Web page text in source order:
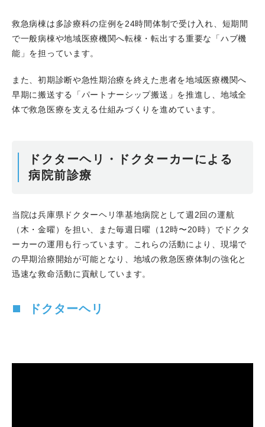
救急病棟は多診療科の症例を24時間体制で受け入れ、短期間
で一般病棟や地域医療機関へ転棟・転出する重要な「ハブ機
能」を担っています。
また、初期診断や急性期治療を終えた患者を地域医療機関へ
早期に搬送する「パートナーシップ搬送」を推進し、地域全
体で救急医療を支える仕組みづくりを進めています。
ドクターヘリ・ドクターカーによる
病院前診療
当院は兵庫県ドクターヘリ準基地病院として週2回の運航
（木・金曜）を担い、また毎週日曜（12時〜20時）でドクタ
ーカーの運用も行っています。これらの活動により、現場で
の早期治療開始が可能となり、地域の救急医療体制の強化と
迅速な救命活動に貢献しています。
ドクターヘリ